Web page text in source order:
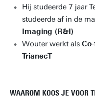
Hij studeerde 7 jaar
studeerde af in de
Imaging (R&I)
Wouter werkt als
TrianecT
WAAROM KOOS JE VOOR